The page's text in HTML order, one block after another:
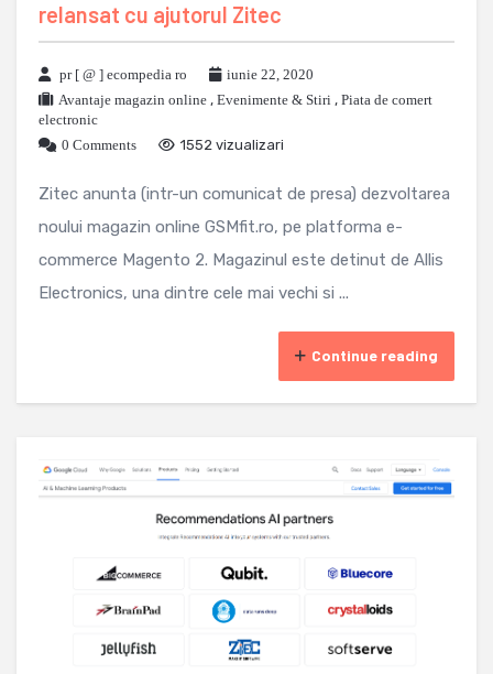
relansat cu ajutorul Zitec
pr [ @ ] ecompedia ro
iunie 22, 2020
Avantaje magazin online , Evenimente & Stiri , Piata de comert
electronic
0 Comments
1552 vizualizari
Zitec anunta (intr-un comunicat de presa) dezvoltarea
noului magazin online GSMfit.ro, pe platforma e-
commerce Magento 2. Magazinul este detinut de Allis
Electronics, una dintre cele mai vechi si ...
Continue reading